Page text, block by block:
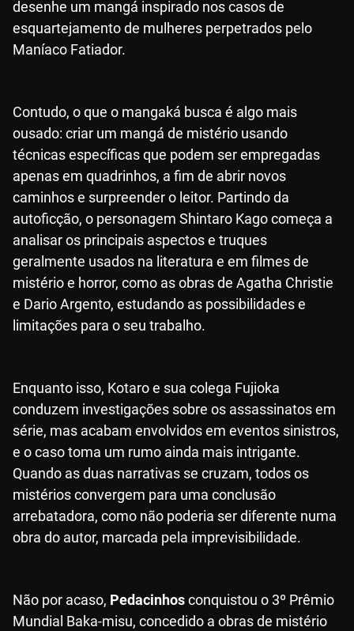
desenhe um mangá inspirado nos casos de
esquartejamento de mulheres perpetrados pelo
Maníaco Fatiador.
Contudo, o que o mangaká busca é algo mais
ousado: criar um mangá de mistério usando
técnicas específicas que podem ser empregadas
apenas em quadrinhos, a fim de abrir novos
caminhos e surpreender o leitor. Partindo da
autoficção, o personagem Shintaro Kago começa a
analisar os principais aspectos e truques
geralmente usados na literatura e em filmes de
mistério e horror, como as obras de Agatha Christie
e Dario Argento, estudando as possibilidades e
limitações para o seu trabalho.
Enquanto isso, Kotaro e sua colega Fujioka
conduzem investigações sobre os assassinatos em
série, mas acabam envolvidos em eventos sinistros,
e o caso toma um rumo ainda mais intrigante.
Quando as duas narrativas se cruzam, todos os
mistérios convergem para uma conclusão
arrebatadora, como não poderia ser diferente numa
obra do autor, marcada pela imprevisibilidade.
Não por acaso, Pedacinhosconquistou o 3º Prêmio
Mundial Baka-misu, concedido a obras de mistério